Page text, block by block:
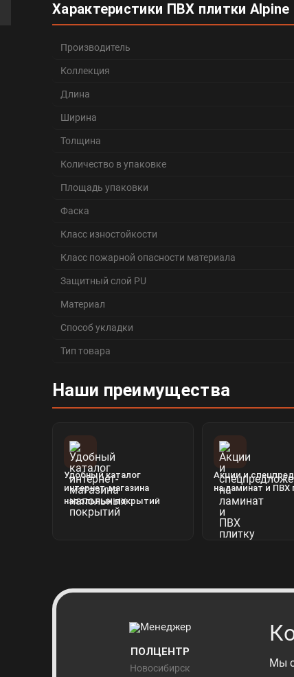
Характеристики ПВХ плитки
Производитель
Коллекция
Длина
Ширина
Толщина
Количество в упаковке
Площадь упаковки
Фаска
Класс изностойкости
Класс пожарной опасности материала
Защитный слой PU
Материал
Способ укладки
Тип товара
Наши преимущества
Удобный каталог
интернет-магазина
напольных покрытий
Акции и
на ламинат и ПВХ
ПОЛЦЕНТР
Новосибирск Мы